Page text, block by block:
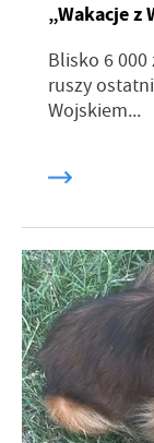
„Wakacje z
Blisko 6 000
ruszy
Wojskiem...